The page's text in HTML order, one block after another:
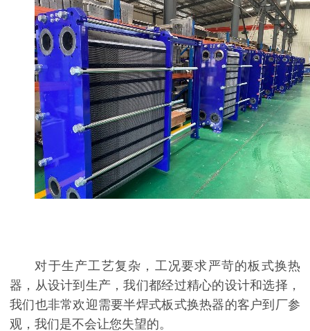
对于生产工艺复杂，工况要求严苛的板式换热
器，从设计到生产，我们都经过精心的设计和选择，
我们也非常欢迎需要半焊式板式换热器的客户到厂参
观，我们是不会让您失望的。